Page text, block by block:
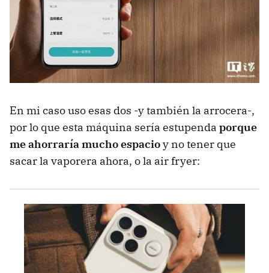
En mi caso uso esas dos -y también la arrocera-,
por lo que esta máquina sería estupenda porque
me ahorraría mucho espacioy no tener que
sacar la vaporera ahora, o la air fryer: